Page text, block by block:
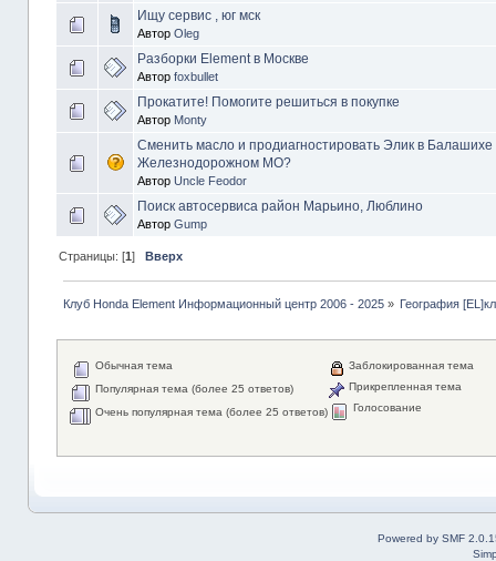
Ищу сервис , юг мск
Автор Oleg
Разборки Element в Москве
Автор foxbullet
Прокатите! Помогите решиться в покупке
Автор Monty
Сменить масло и продиагностировать Элик в Балашихе
Железнодорожном МО?
Автор Uncle Feodor
Поиск автосервиса район Марьино, Люблино
Автор Gump
Страницы: [1] Вверх
Клуб Honda Element Информационный центр 2006 - 2025» География
Обычная тема
Популярная тема (более 25 ответов)
Очень популярная тема (более 25 ответов)
Заблокированная тема
Прикрепленная тема
Голосование
Powered by SMF